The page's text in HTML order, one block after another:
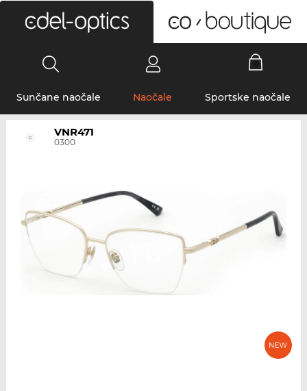
Sunčane naočale Naočale Sportske naočale
VNR471
0300